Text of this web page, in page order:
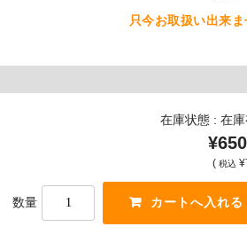
只今お取扱い出来
在庫状態 : 在庫
¥650
( 税込
数量